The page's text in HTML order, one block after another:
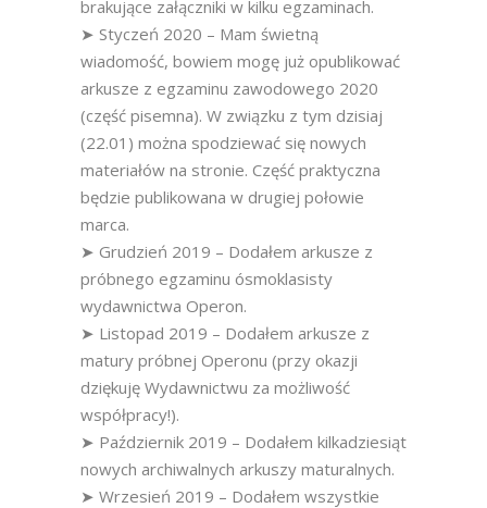
brakujące załączniki w kilku egzaminach.
➤ Styczeń 2020 – Mam świetną
wiadomość, bowiem mogę już opublikować
arkusze z egzaminu zawodowego 2020
(część pisemna). W związku z tym dzisiaj
(22.01) można spodziewać się nowych
materiałów na stronie. Część praktyczna
będzie publikowana w drugiej połowie
marca.
➤ Grudzień 2019 – Dodałem arkusze z
próbnego egzaminu ósmoklasisty
wydawnictwa Operon.
➤ Listopad 2019 – Dodałem arkusze z
matury próbnej Operonu (przy okazji
dziękuję Wydawnictwu za możliwość
współpracy!).
➤ Październik 2019 – Dodałem kilkadziesiąt
nowych archiwalnych arkuszy maturalnych.
➤ Wrzesień 2019 – Dodałem wszystkie